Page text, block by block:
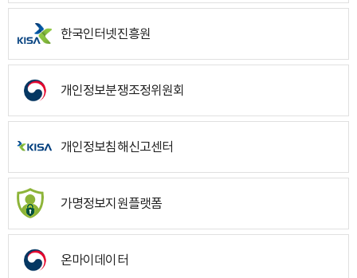
한국인터넷진흥원
개인정보분쟁조정위원회
개인정보침해신고센터
가명정보지원플랫폼
온마이데이터